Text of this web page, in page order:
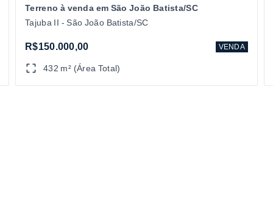
Terreno à venda em São João Batista/SC
Tajuba II - São João Batista/SC
R$150.000,00 VENDA
432 m² (Área Total)